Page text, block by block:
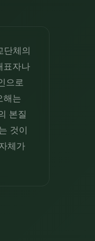
단체의
표자나
으로
해는
본질
것이
체가